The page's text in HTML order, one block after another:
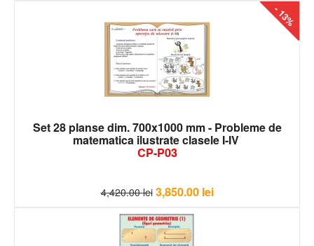
- 13%
Set 28 planse dim. 700x1000 mm - Probleme de
matematica ilustrate clasele I-IV
CP-P03
4,420.00 lei 3,850.00 lei